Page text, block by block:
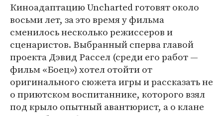
Киноадаптацию Uncharted готовят около
восьми лет, за это время у фильма
сменилось несколько режиссеров и
сценаристов. Выбранный сперва главой
проекта Дэвид Рассел (среди его работ —
фильм «Боец») хотел отойти от
оригинального сюжета игры и рассказать не
о приютском воспитаннике, которого взял
под крыло опытный авантюрист, а о клане